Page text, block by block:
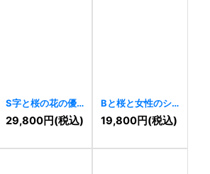
S字と桜の花の優
美なロゴ[10262]
29,800円(税込)
Bと桜と女性のシ
ルエットロゴ
10250]
19,800円(税込)